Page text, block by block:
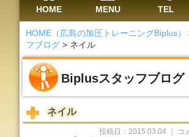
HOME MENU TEL
HOME（広島の加圧トレーニングBiplus）
フブログ > ネイル
Biplusスタッフブログ
ネイル
投稿日：2015.03.04 ｜ コ